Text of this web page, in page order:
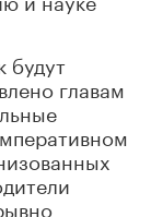
будут
главам